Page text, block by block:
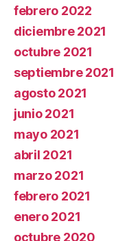
febrero 2022
diciembre 2021
octubre 2021
septiembre 2021
agosto 2021
junio 2021
mayo 2021
abril 2021
marzo 2021
febrero 2021
enero 2021
octubre 2020